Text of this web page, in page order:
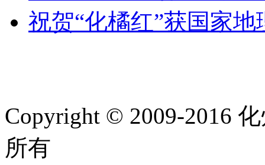
祝贺“化橘红”获国家
Copyright © 2009-2016
所有